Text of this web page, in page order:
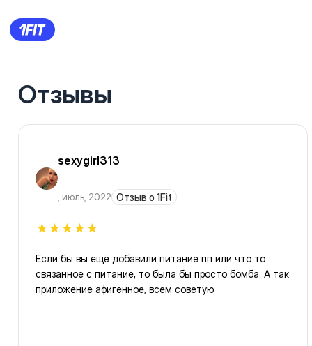
Отзывы
sexygirl313
, июль, 2022 Отзыв о 1Fit
Если бы вы ещё добавили питание пп или что то
связанное с питание, то была бы просто бомба. А так
приложение афигенное, всем советую